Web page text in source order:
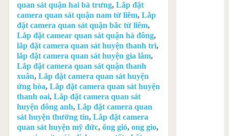
quan sát quận hai bà trưng, Lắp đặt
camera quan sát quận nam từ liêm, Lắp
đặt camera quan sát quận bắc từ liêm,
Lắp đặt camear quan sát quận hà đông,
lắp đặt camera quan sát huyện thanh trì,
lắp đặt camera quan sát huyện gia lâm,
Lắp đặt camera quan sát quận thanh
xuân, Lắp đặt camera quan sát huyện
ứng hòa, Lắp đặt camera quan sát huyện
thanh oai, Lắp đặt camera quan sát
huyện đông anh, Lắp đặt camera quan
sát huyện thường tín, Lắp đặt camera
quan sát huyện mỹ đức, ống gió, ong gio,